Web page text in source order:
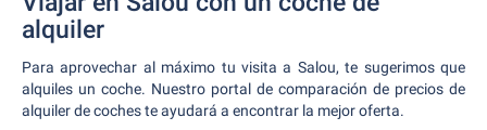
alquiler
Para aprovechar al máximo tu visita a Salou, te sugerimos que
alquiles un coche. Nuestro portal de comparación de precios de
alquiler de coches te ayudará a encontrar la mejor oferta.